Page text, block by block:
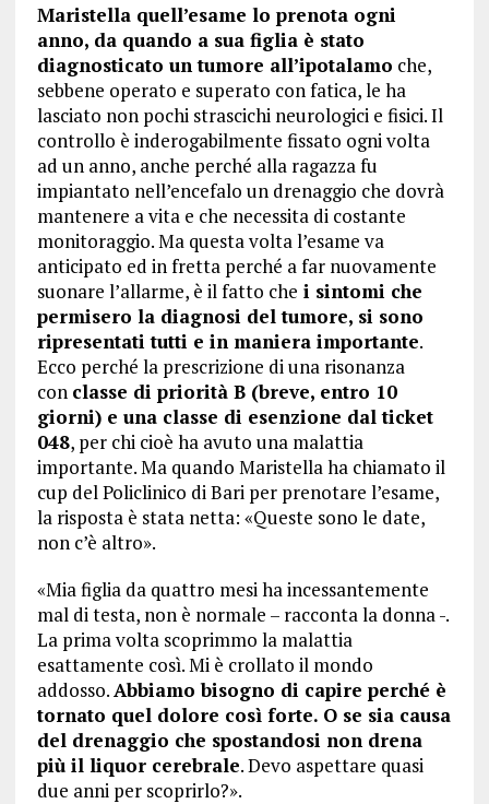
Maristella quell’esame lo prenota ogni
anno, da quando a sua figlia è stato
diagnosticato un tumore all’ipotalamo che,
sebbene operato e superato con fatica, le ha
lasciato non pochi strascichi neurologici e fisici. Il
controllo è inderogabilmente fissato ogni volta
ad un anno, anche perché alla ragazza fu
impiantato nell’encefalo un drenaggio che dovrà
mantenere a vita e che necessita di costante
monitoraggio. Ma questa volta l’esame va
anticipato ed in fretta perché a far nuovamente
suonare l’allarme, è il fatto che i sintomi che
permisero la diagnosi del tumore, si sono
ripresentati tutti e in maniera importante.
Ecco perché la prescrizione di una risonanza
con classe di priorità B (breve, entro 10
giorni) e una classe di esenzione dal ticket
048, per chi cioè ha avuto una malattia
importante. Ma quando Maristella ha chiamato il
cup del Policlinico di Bari per prenotare l’esame,
la risposta è stata netta: «Queste sono le date,
non c’è altro».
«Mia figlia da quattro mesi ha incessantemente
mal di testa, non è normale – racconta la donna -.
La prima volta scoprimmo la malattia
esattamente così. Mi è crollato il mondo
addosso. Abbiamo bisogno di capire perché è
tornato quel dolore così forte. O se sia causa
del drenaggio che spostandosi non drena
più il liquor cerebrale. Devo aspettare quasi
due anni per scoprirlo?».